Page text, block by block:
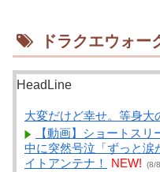
ドラクエウォー
HeadLine
大変だけど幸せ。等身大
【動画】ショートス
中に突然号泣「ずっと涙
イトアンテナ！
NEW! (8/